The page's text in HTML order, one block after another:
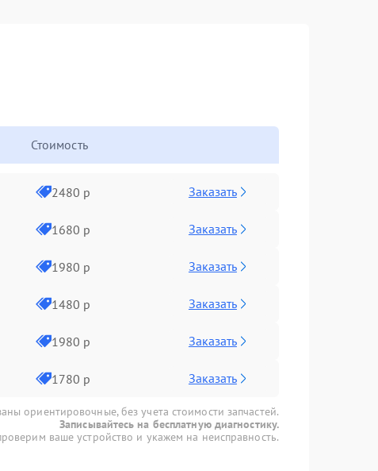
Стоимость
2480 р Заказать
1680 р Заказать
1980 р Заказать
1480 р Заказать
1980 р Заказать
1780 р Заказать
ориентировочные, без учета стоимости запчастей.
Записывайтесь на бесплатную диагностику.
ваше устройство и укажем на неисправность.